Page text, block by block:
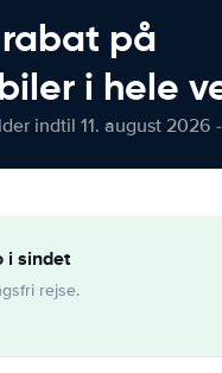
på
i hele
indtil 11. august 2026
i sindet
rejse.